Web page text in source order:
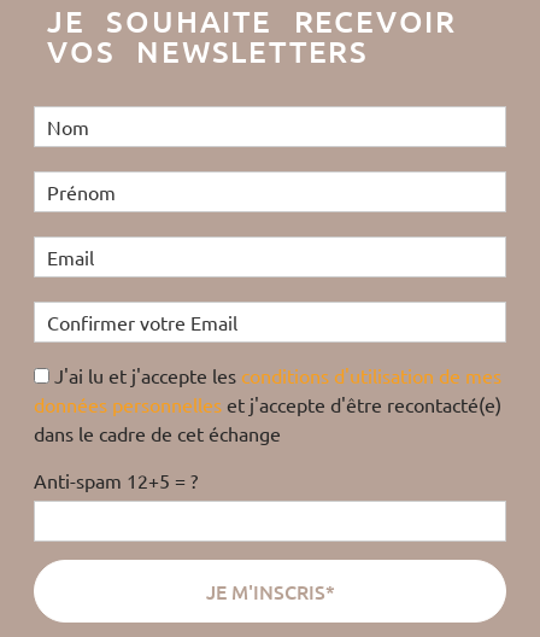
JE SOUHAITE RECEVOIR
VOS NEWSLETTERS
J'ai lu et j'accepte les conditions d'utilisation de mes
données personnelles et j'accepte d'être recontacté(e)
dans le cadre de cet échange
Anti-spam 12+5 = ?